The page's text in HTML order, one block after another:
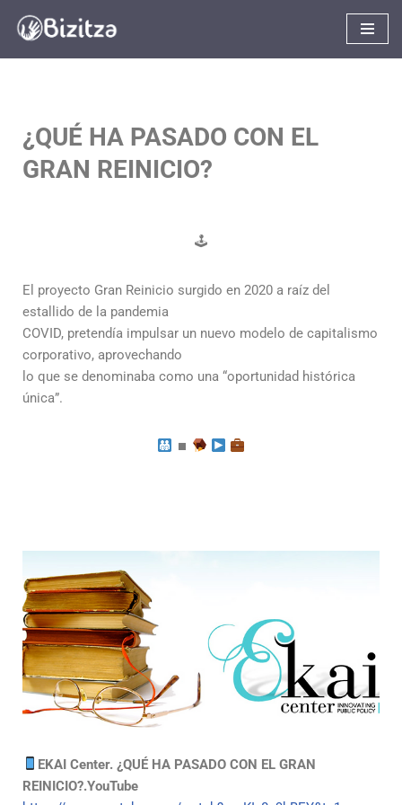
¿QUÉ HA PASADO CON EL
GRAN REINICIO?
🕹
El proyecto Gran Reinicio surgido en 2020 a raíz del
estallido de la pandemia
COVID, pretendía impulsar un nuevo modelo de capitalismo
corporativo, aprovechando
lo que se denominaba como una “oportunidad histórica
única”.
⏹
EKAI Center. ¿QUÉ HA PASADO CON EL GRAN
REINICIO?.YouTube